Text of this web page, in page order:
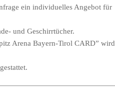
ein individuelles Angebot für
und Geschirrtücher.
Arena Bayern-Tirol CARD” wird